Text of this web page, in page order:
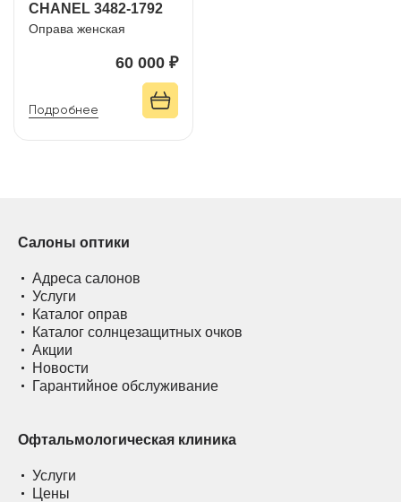
CHANEL 3482-1792
Оправа женская
60 000 ₽
Подробнее
Салоны оптики
Адреса салонов
Услуги
Каталог оправ
Каталог солнцезащитных очков
Акции
Новости
Гарантийное обслуживание
Офтальмологическая клиника
Услуги
Цены